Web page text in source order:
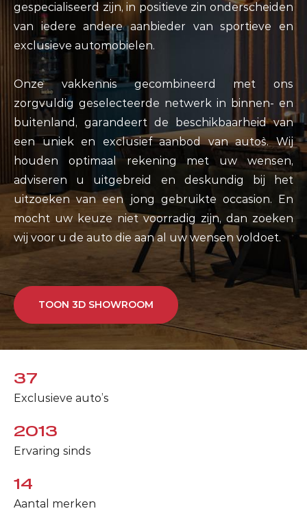
gespecialiseerd zijn, in positieve zin onderscheiden
van iedere andere aanbieder van sportieve en
exclusieve automobielen.
Onze vakkennis gecombineerd met ons
zorgvuldig geselecteerde netwerk in binnen- en
buitenland, garandeert de beschikbaarheid van
een uniek en exclusief aanbod van auto`s. Wij
houden optimaal rekening met uw wensen,
adviseren u uitgebreid en deskundig bij het
uitzoeken van een jong gebruikte occasion. En
mocht uw keuze niet voorradig zijn, dan zoeken
wij voor u de auto die aan al uw wensen voldoet.
TOON 3D SHOWROOM
37
Exclusieve auto’s
2013
Ervaring sinds
14
Aantal merken